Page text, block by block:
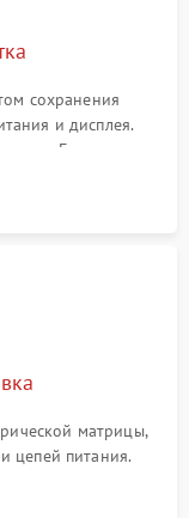
сохранения
и дисплея.
пыли. Бережная
матрицы,
цепей питания.
памяти и
SMD-компонентов